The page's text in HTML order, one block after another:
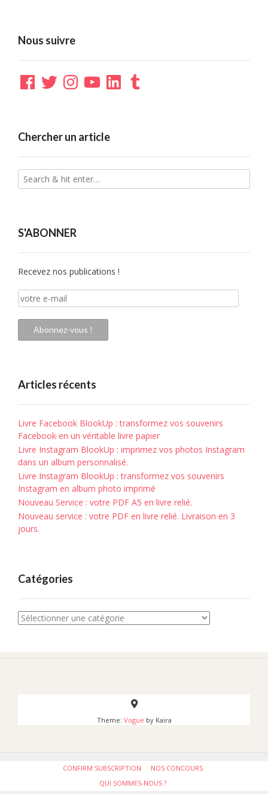
Nous suivre
Facebook
TwitterInstagramYouTubeLinkedInTumblr
Chercher un article
S'ABONNER
Recevez nos publications !
votre
e-
mail
Abonnez-vous !
Articles récents
Livre Facebook BlookUp : transformez vos souvenirs
Facebook en un véritable livre papier
Livre Instagram BlookUp : imprimez vos photos Instagram
dans un album personnalisé.
Livre Instagram BlookUp : transformez vos souvenirs
Instagram en album photo imprimé
Nouveau Service : votre PDF A5 en livre relié.
Nouveau service : votre PDF en livre relié. Livraison en 3
jours.
Catégories
Catégories
Theme: Vogue by Kaira
CONFIRM SUBSCRIPTION
NOS CONCOURS
QUI SOMMES-NOUS ?